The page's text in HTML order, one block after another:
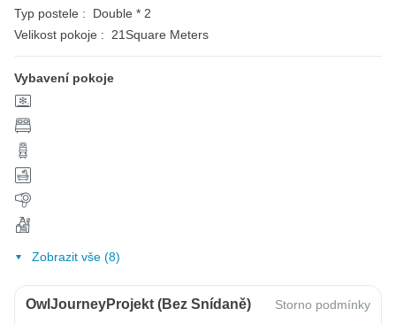
Typ postele :
Double * 2
Velikost pokoje :
21Square Meters
Vybavení pokoje
Zobrazit vše (8)
OwlJourneyProjekt (bez Snídaně) Storno podmínky